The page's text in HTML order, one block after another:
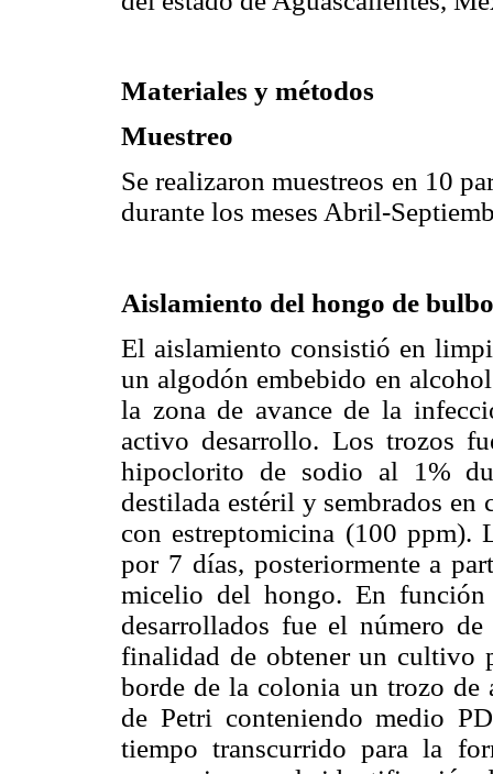
Materiales y métodos
Muestreo
Se realizaron muestreos en 10
durante los meses Abril-
Aislamiento del hongo de
El aislamiento consistió en
un algodón embebido en
la zona de avance de la
activo desarrollo. Los trozos
hipoclorito de sodio al 1%
destilada estéril y sembrados
con estreptomicina (100 ppm).
por 7 días, posteriormente a
micelio del hongo. En
desarrollados fue el número
finalidad de obtener un cultivo
borde de la colonia un trozo de
de Petri conteniendo medio
tiempo transcurrido para la